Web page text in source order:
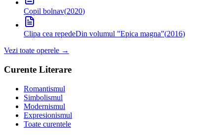
Copil bolnav(2020)
Clipa cea repedeDin volumul ”Epica magna”(2016)
Vezi toate operele →
Curente Literare
Romantismul
Simbolismul
Modernismul
Expresionismul
Toate curentele